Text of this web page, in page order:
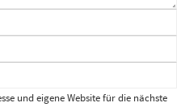
und eigene Website für die nächste